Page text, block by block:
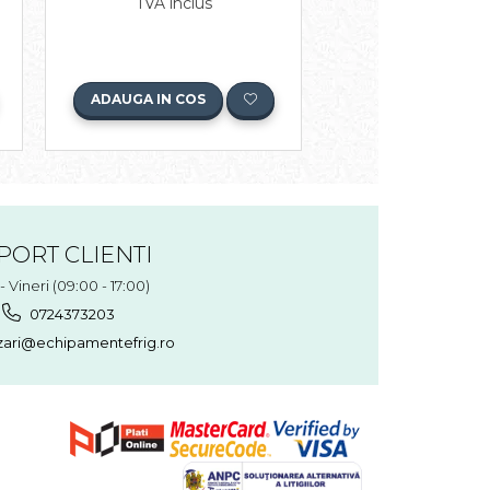
ADAUGA IN COS
CLIENTI
Vineri (09:00 - 17:00)
0724373203